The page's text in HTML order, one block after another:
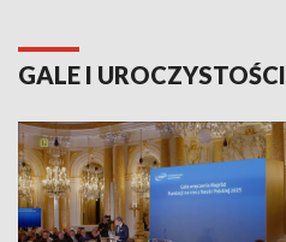
GALE I UROCZYSTOŚCI